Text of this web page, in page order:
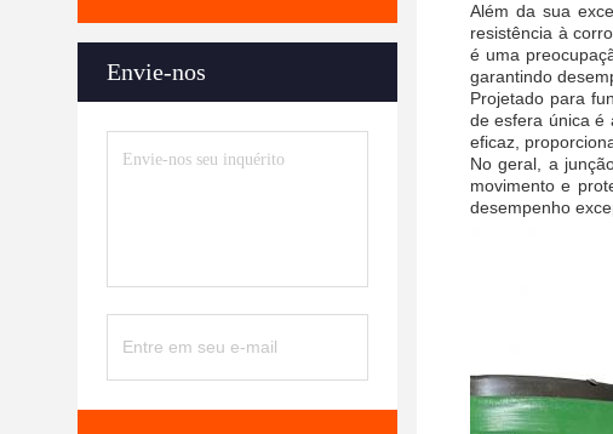
Envie-nos
Além da sua
resistência à
é uma
garantindo
Projetado para
de esfera única é
eficaz,
No geral, a
movimento e
desempenho